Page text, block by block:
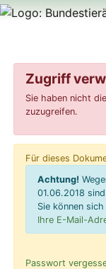
Zugriff
Sie haben nicht
zuzugreifen.
Für dieses
Achtung!
01.06.2018
Sie können
Ihre E-Mail-
Passwort